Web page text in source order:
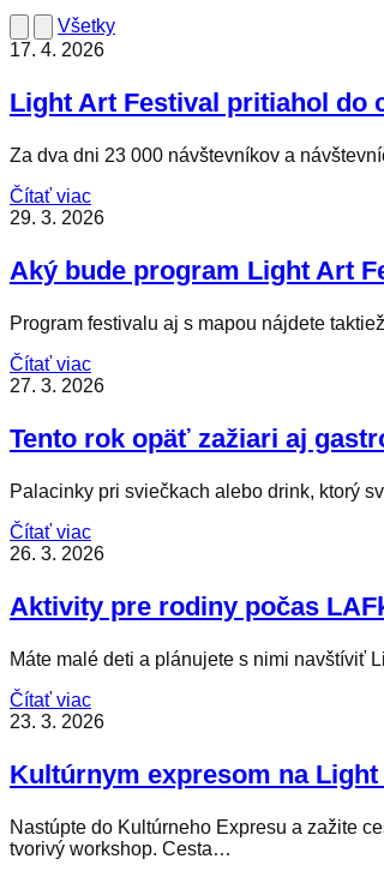
Všetky
17. 4. 2026
Light Art Festival pritiahol do
Za dva dni 23 000 návštevníkov a
Čítať viac
29. 3. 2026
Aký bude program Light Art
Program festivalu aj s mapou nájdete
Čítať viac
27. 3. 2026
Tento rok opäť zažiari aj
Palacinky pri sviečkach alebo drink, ktorý
Čítať viac
26. 3. 2026
Aktivity pre rodiny počas
Máte malé deti a plánujete s nimi navštíviť
Čítať viac
23. 3. 2026
Kultúrnym expresom na
Nastúpte do Kultúrneho Expresu a zažite
tvorivý workshop. Cesta…